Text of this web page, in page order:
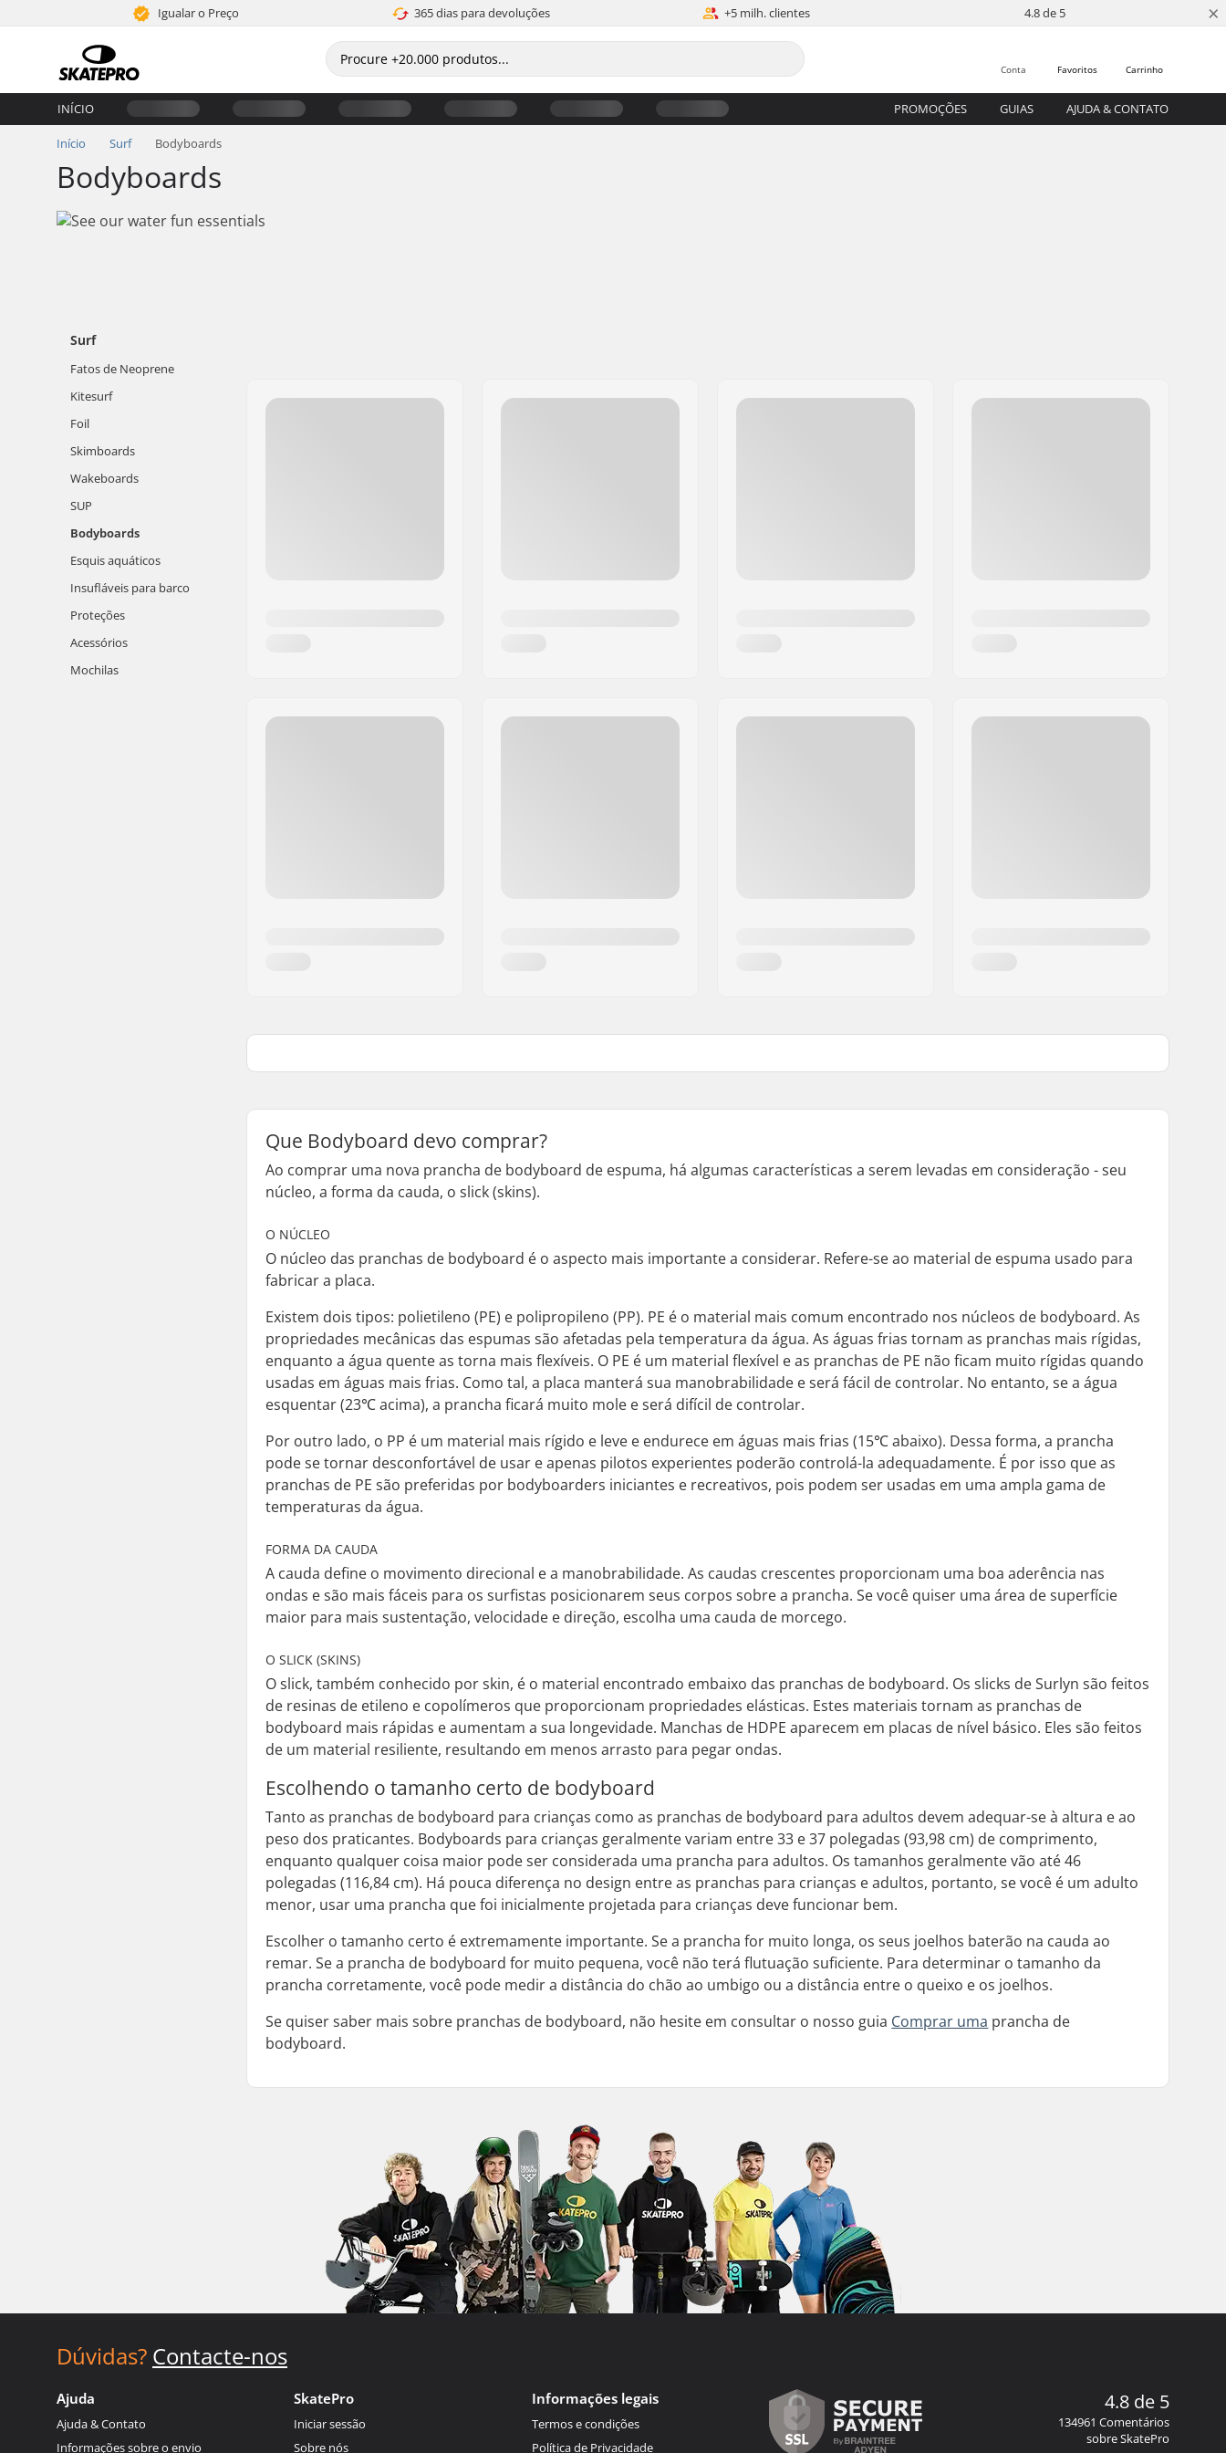
Igualar o Preço 365 dias para devoluções +5 milh. clientes 4.8 de 5 ×
Carrinho
Favoritos
Conta
INÍCIO PROMOÇÕES GUIAS AJUDA & CONTATO
Início Surf Bodyboards
Bodyboards
Surf
Fatos de Neoprene
Kitesurf
Foil
Skimboards
Wakeboards
SUP
Bodyboards
Esquis aquáticos
Insufláveis para barco
Proteções
Acessórios
Mochilas
Que Bodyboard devo comprar?
Ao comprar uma nova prancha de bodyboard de espuma, há algumas características a serem levadas em consideração - seu
núcleo, a forma da cauda, o slick (skins).
O NÚCLEO
O núcleo das pranchas de bodyboard é o aspecto mais importante a considerar. Refere-se ao material de espuma usado para
fabricar a placa.
Existem dois tipos: polietileno (PE) e polipropileno (PP). PE é o material mais comum encontrado nos núcleos de bodyboard. As
propriedades mecânicas das espumas são afetadas pela temperatura da água. As águas frias tornam as pranchas mais rígidas,
enquanto a água quente as torna mais flexíveis. O PE é um material flexível e as pranchas de PE não ficam muito rígidas quando
usadas em águas mais frias. Como tal, a placa manterá sua manobrabilidade e será fácil de controlar. No entanto, se a água
esquentar (23℃ acima), a prancha ficará muito mole e será difícil de controlar.
Por outro lado, o PP é um material mais rígido e leve e endurece em águas mais frias (15℃ abaixo). Dessa forma, a prancha
pode se tornar desconfortável de usar e apenas pilotos experientes poderão controlá-la adequadamente. É por isso que as
pranchas de PE são preferidas por bodyboarders iniciantes e recreativos, pois podem ser usadas em uma ampla gama de
temperaturas da água.
FORMA DA CAUDA
A cauda define o movimento direcional e a manobrabilidade. As caudas crescentes proporcionam uma boa aderência nas
ondas e são mais fáceis para os surfistas posicionarem seus corpos sobre a prancha. Se você quiser uma área de superfície
maior para mais sustentação, velocidade e direção, escolha uma cauda de morcego.
O SLICK (SKINS)
O slick, também conhecido por skin, é o material encontrado embaixo das pranchas de bodyboard. Os slicks de Surlyn são feitos
de resinas de etileno e copolímeros que proporcionam propriedades elásticas. Estes materiais tornam as pranchas de
bodyboard mais rápidas e aumentam a sua longevidade. Manchas de HDPE aparecem em placas de nível básico. Eles são feitos
de um material resiliente, resultando em menos arrasto para pegar ondas.
Escolhendo o tamanho certo de bodyboard
Tanto as pranchas de bodyboard para crianças como as pranchas de bodyboard para adultos devem adequar-se à altura e ao
peso dos praticantes. Bodyboards para crianças geralmente variam entre 33 e 37 polegadas (93,98 cm) de comprimento,
enquanto qualquer coisa maior pode ser considerada uma prancha para adultos. Os tamanhos geralmente vão até 46
polegadas (116,84 cm). Há pouca diferença no design entre as pranchas para crianças e adultos, portanto, se você é um adulto
menor, usar uma prancha que foi inicialmente projetada para crianças deve funcionar bem.
Escolher o tamanho certo é extremamente importante. Se a prancha for muito longa, os seus joelhos baterão na cauda ao
remar. Se a prancha de bodyboard for muito pequena, você não terá flutuação suficiente. Para determinar o tamanho da
prancha corretamente, você pode medir a distância do chão ao umbigo ou a distância entre o queixo e os joelhos.
Se quiser saber mais sobre pranchas de bodyboard, não hesite em consultar o nosso guia Comprar uma prancha de
bodyboard.
Dúvidas? Contacte-nos
Ajuda
Ajuda & Contato
Informações sobre o envio
SkatePro
Iniciar sessão
Sobre nós
Informações legais
Termos e condições
Política de Privacidade
4.8 de 5
134961 Comentários
sobre SkatePro